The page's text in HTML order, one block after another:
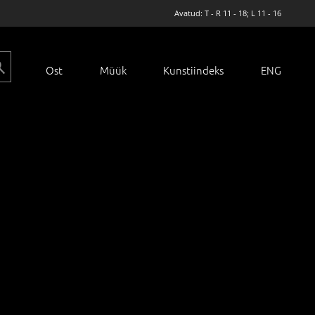
Avatud: T - R 11 - 18; L 11 - 16
Ost Müük Kunstiindeks ENG